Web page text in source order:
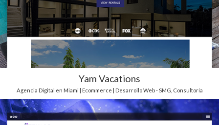
Yam Vacations
Agencia Digital en Miami | Ecommerce | Desarrollo Web - SMG Consultoría